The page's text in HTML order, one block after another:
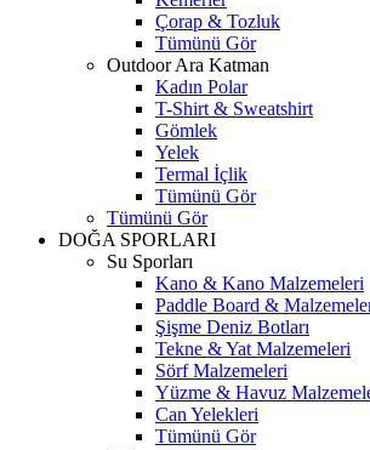
Çorap & Tozluk
Tümünü Gör
Outdoor Ara Katman
Kadın Polar
T-Shirt & Sweatshirt
Gömlek
Yelek
Termal İçlik
Tümünü Gör
Tümünü Gör
DOĞA SPORLARI
Su Sporları
Kano & Kano Malzemeleri
Paddle Board &
Şişme Deniz Botları
Tekne & Yat Malzemeleri
Sörf Malzemeleri
Yüzme & Havuz
Can Yelekleri
Tümünü Gör